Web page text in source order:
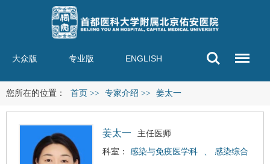
大众版 专业版 ENGLISH
您所在的位置： 首页 >> 专家介绍 >> 姜太一
姜太一
主任医师
科室： 感染与免疫医学科
感染综合